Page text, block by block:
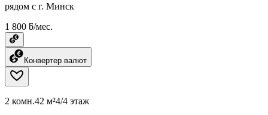
рядом с г. Минск
1 800 ƃ/мес.
Конвертер валют
2 комн.42 м²4/4 этаж